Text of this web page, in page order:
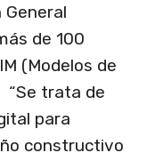
de 100
(Modelos de
“Se trata de
para
constructivo